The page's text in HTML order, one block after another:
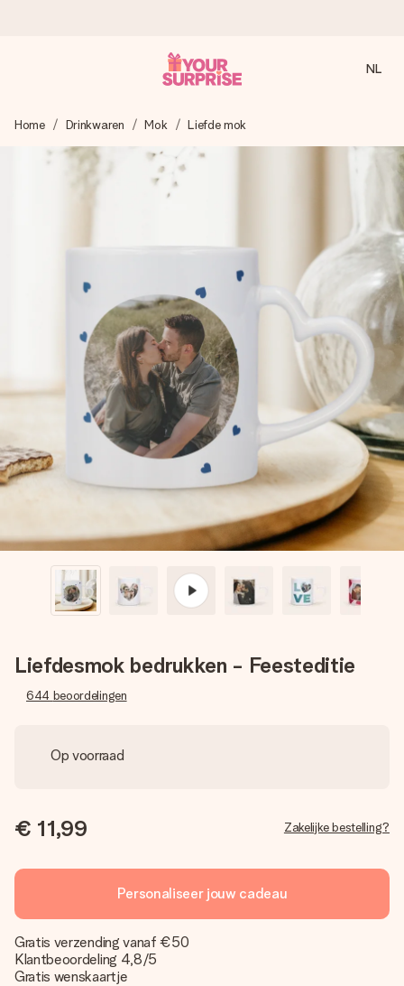
We maken jouw cadeau met zorg en zorgen dat het
razendsnel onderweg is - zodat jij kunt geven op precies
het juiste moment, wanneer het het meeste betekent.
4,8 (gebaseerd op +8.000 reviews)
Onze cadeaus worden gewaardeerd. Klanten beoordelen
ons met een 4,7 op Google Reviews
Gratis wenskaartje
Je maakt in een paar stappen iets unieks – met haar naam,
jullie foto of een boodschap die raakt. Zonder gedoe, maar
met alle aandacht voor het moment.
NL
Home Drinkwaren Mok Liefde mok
Liefdesmok bedrukken - Feesteditie
644 beoordelingen
Op voorraad
€ 11,99 Zakelijke bestelling?
Personaliseer jouw cadeau
Gratis verzending vanaf €50
Klantbeoordeling 4,8/5
Gratis wenskaartje